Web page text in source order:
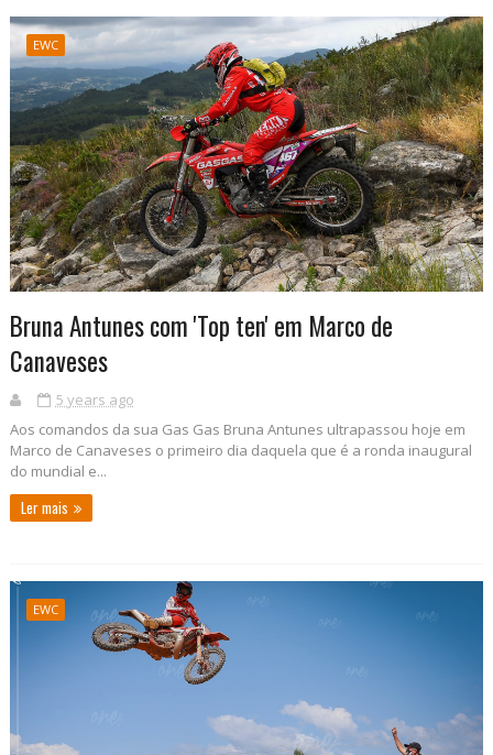
EWC
Bruna Antunes com 'Top ten' em Marco de
Canaveses
5 years ago
Aos comandos da sua Gas Gas Bruna Antunes ultrapassou hoje em
Marco de Canaveses o primeiro dia daquela que é a ronda inaugural
do mundial e...
Ler mais
EWC